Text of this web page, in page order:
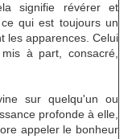
signifie révérer et
qui est toujours un
les apparences. Celui
à part, consacré,
sur quelqu'un ou
profonde à elle,
appeler le bonheur